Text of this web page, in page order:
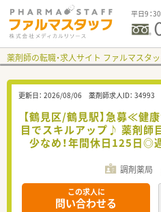
平日9：
薬剤師の転職・求人サイト ファルマスタ
更新日： 2026/08/06 薬剤師求人ID： 34993
【鶴見区/鶴見駅】急募≪健
目でスキルアップ♪ 薬剤師
少なめ！年間休日125日◎
調剤薬局
この求人に
問い合わせる